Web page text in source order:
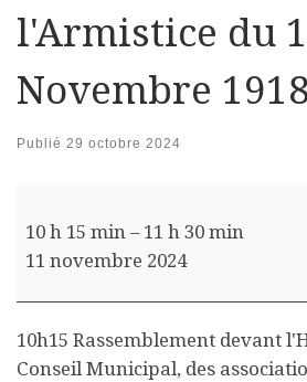
l'Armistice du
Novembre
Publié 29 octobre 2024
10 h 15 min – 11 h 30 min
11 novembre 2024
10h15 Rassemblement devant
Conseil Municipal, des